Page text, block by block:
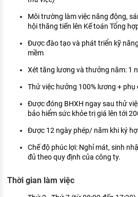
Môi trường làm việc năng động,
hội thăng tiến lên Kế toán Tổng
Được đào tạo và phát triển kỹ
mềm
Xét tăng lương và thưởng năm: 1
Thử việc hưởng 100% lương + phụ
Được đóng BHXH ngay sau thử
bảo hiểm sức khỏe trị giá lên tới
Được 12 ngày phép/ năm khi ký
Chế độ phúc lợi: Nghỉ mát, sinh
đủ theo quy định của công ty.
Thời gian làm việc